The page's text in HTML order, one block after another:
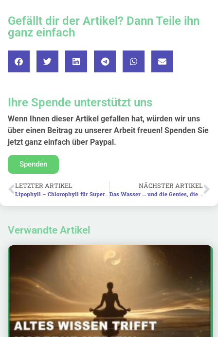
Gefällt dir der Artikel? Dann Teile ihn
ganz einfach
Ihre Spende unterstützt uns
Wenn Ihnen dieser Artikel gefallen hat, würden wir uns
über einen Beitrag zu unserer Arbeit freuen! Spenden Sie
jetzt ganz einfach über Paypal.
Spenden
LETZTER ARTIKEL
Lipophyll – Chlorophyll für Super(wo)man!
NÄCHSTER ARTIKEL
Das Wasser … und die Genies, die seinen Wundern auf die Spur kamen
Verwandte Artikel